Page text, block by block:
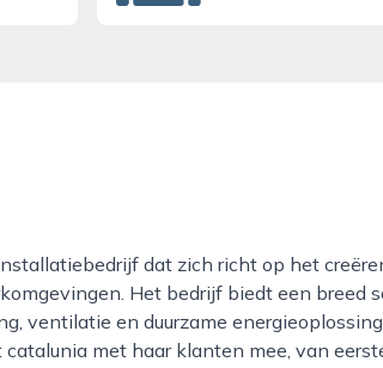
Het bedrijf biedt een breed
ventilatie en duurzame
met haar klanten mee, van